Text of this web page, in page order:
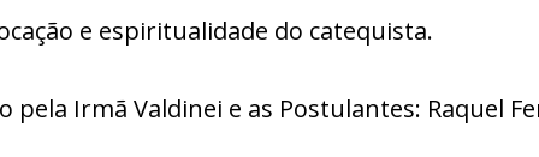
e espiritualidade do catequista.
pela Irmã Valdinei e as Postulantes: Raquel